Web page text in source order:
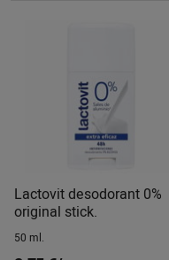
Lactovit desodorant 0%
original stick.
50 ml.